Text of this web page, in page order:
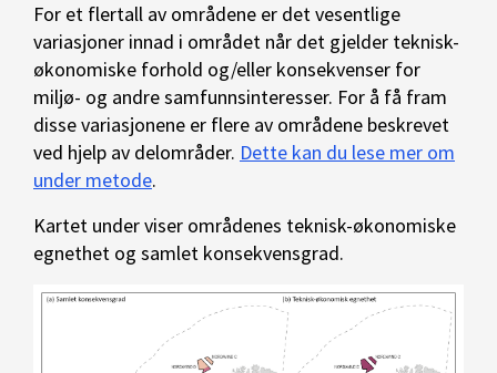
For et flertall av områdene er det vesentlige
variasjoner innad i området når det gjelder teknisk-
økonomiske forhold og/eller konsekvenser for
miljø- og andre samfunnsinteresser. For å få fram
disse variasjonene er flere av områdene beskrevet
ved hjelp av delområder. Dette kan du lese mer om
under metode.
Kartet under viser områdenes teknisk-økonomiske
egnethet og samlet konsekvensgrad.